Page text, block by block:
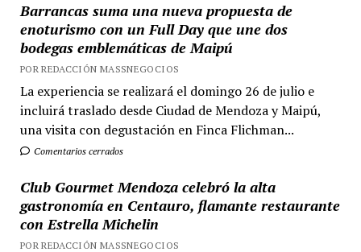
Barrancas suma una nueva propuesta de
enoturismo con un Full Day que une dos
bodegas emblemáticas de Maipú
POR REDACCIÓN MASSNEGOCIOS
La experiencia se realizará el domingo 26 de julio e
incluirá traslado desde Ciudad de Mendoza y Maipú,
una visita con degustación en Finca Flichman...
Comentarios cerrados
Club Gourmet Mendoza celebró la alta
gastronomía en Centauro, flamante restaurante
con Estrella Michelin
POR REDACCIÓN MASSNEGOCIOS